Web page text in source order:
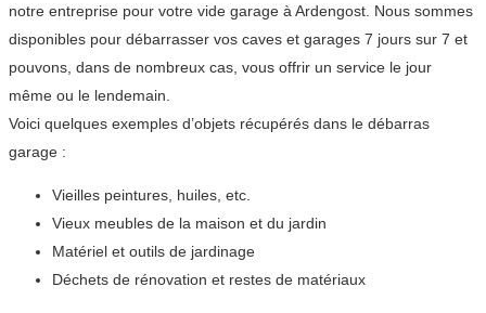
notre entreprise pour votre vide garage à Ardengost. Nous sommes
disponibles pour débarrasser vos caves et garages 7 jours sur 7 et
pouvons, dans de nombreux cas, vous offrir un service le jour
même ou le lendemain.
Voici quelques exemples d’objets récupérés dans le débarras
garage :
Vieilles peintures, huiles, etc.
Vieux meubles de la maison et du jardin
Matériel et outils de jardinage
Déchets de rénovation et restes de matériaux